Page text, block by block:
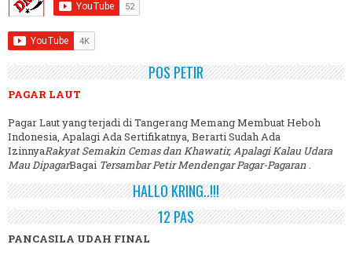
POS PETIR
PAGAR LAUT
Pagar Laut yang terjadi di Tangerang Memang Membuat Heboh
Indonesia, Apalagi Ada Sertifikatnya, Berarti Sudah Ada
IzinnyaRakyat Semakin Cemas dan Khawatir, Apalagi Kalau Udara
Mau DipagarBagai Tersambar Petir Mendengar Pagar-Pagaran.
HALLO KRING..!!!
12 PAS
PANCASILA UDAH FINAL